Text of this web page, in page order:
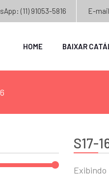
(11) 91053-5816 E-
HOME BAIXAR
S17-